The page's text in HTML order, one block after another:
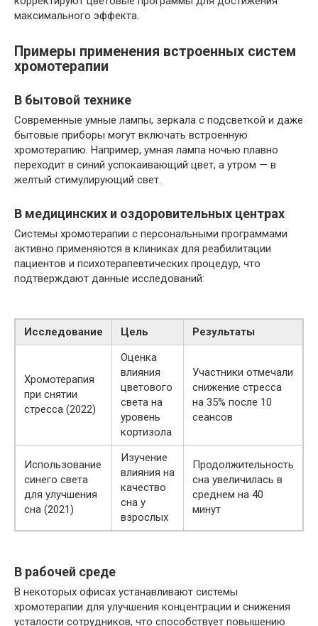
максимального эффекта.
Примеры применения встроенных систем
хромотерапии
В бытовой технике
Современные умные лампы, зеркала с подсветкой и даже
бытовые приборы могут включать встроенную
хромотерапию. Например, умная лампа ночью плавно
переходит в синий успокаивающий цвет, а утром — в
желтый стимулирующий свет.
В медицинских и оздоровительных центрах
Системы хромотерапии с персональными программами
активно применяются в клиниках для реабилитации
пациентов и психотерапевтических процедур, что
подтверждают данные исследований:
Исследование Цель Результаты
Хромотерапия
при снятии
стресса (2022)
Оценка
влияния
цветового
света на
уровень
кортизола
Участники отмечали
снижение стресса
на 35% после 10
сеансов
Использование
синего света
для улучшения
сна (2021)
Изучение
влияния на
качество
сна у
взрослых
Продолжительность
сна увеличилась в
среднем на 40
минут
В рабочей среде
В некоторых офисах устанавливают системы
хромотерапии для улучшения концентрации и снижения
усталости сотрудников, что способствует повышению